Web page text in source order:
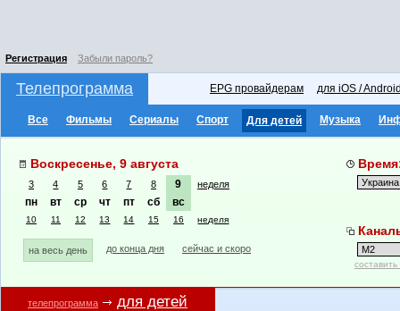
Регистрация Забыли пароль?
Телепрограмма EPG провайдерам для iOS /
Все Фильмы Сериалы Спорт Для детей Музыка
Воскресенье, 9 августа
3 4 5 6 7 8 9 неделя
пн вт ср чт пт сб вс
10 11 12 13 14 15 16 неделя
на весь день до конца дня сейчас и скоро
телепрограмма для детей